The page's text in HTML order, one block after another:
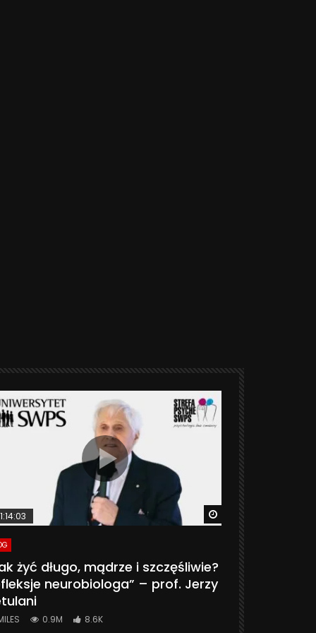
Watch Later
żyć długo, mądrze i szczęśliwie?
neurobiologa” – prof. Jerzy
0.9M 8.6K